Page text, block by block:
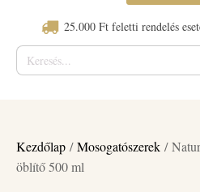
25.000 Ft feletti rendelés
Keresés:
Kezdőlap /Mosogatószerek /
öblítő 500 ml